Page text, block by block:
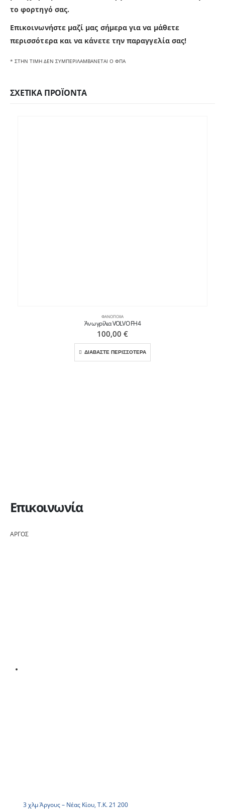
το φορτηγό σας.
Επικοινωνήστε μαζί μας σήμερα για να μάθετε
περισσότερα και να κάνετε την παραγγελία σας!
* ΣΤΗΝ ΤΙΜΗ ΔΕΝ ΣΥΜΠΕΡΙΛΑΜΒΑΝΕΤΑΙ Ο ΦΠΑ
ΣΧΕΤΙΚΆ ΠΡΟΪΌΝΤΑ
ΦΑΝΟΠΟΙΊΑ
Άνω γρίλια VOLVO FH4
100,00 €
ΔΙΑΒΑΣΤΕ ΠΕΡΙΣΣΟΤΕΡΑ
Επικοινωνία
ΑΡΓΟΣ
3 χλμ Άργους – Νέας Κίου, Τ.Κ. 21 200